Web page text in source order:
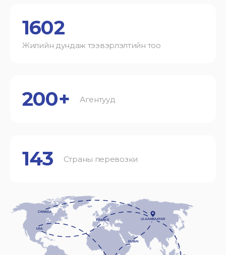
1602
Жилийн дундаж тээвэрлэлтийн тоо
200+ Агентууд
143 Страны перевозки